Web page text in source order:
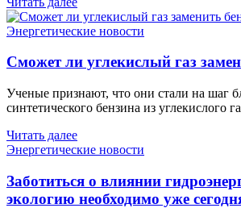
Энергетические новости
Сможет ли углекислый газ
Ученые признают, что они стали на шаг
синтетического бензина из углекислого
Читать далее
Энергетические новости
Заботиться о влиянии
экологию необходимо уже